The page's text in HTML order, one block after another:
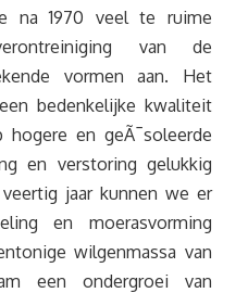
na 1970 veel te ruime
van de
vormen aan. Het
bedenkelijke kwaliteit
en geÃ¯soleerde
en verstoring gelukkig
jaar kunnen we er
en moerasvorming
wilgenmassa van
een ondergroei van